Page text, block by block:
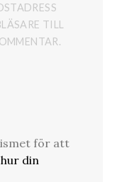
TILL
för att
din